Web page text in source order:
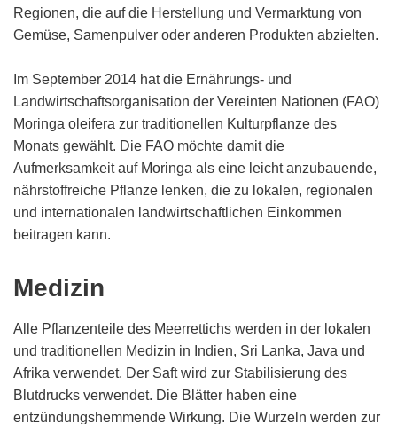
Regionen, die auf die Herstellung und Vermarktung von
Gemüse, Samenpulver oder anderen Produkten abzielten.
Im September 2014 hat die Ernährungs- und
Landwirtschaftsorganisation der Vereinten Nationen (FAO)
Moringa oleifera zur traditionellen Kulturpflanze des
Monats gewählt. Die FAO möchte damit die
Aufmerksamkeit auf Moringa als eine leicht anzubauende,
nährstoffreiche Pflanze lenken, die zu lokalen, regionalen
und internationalen landwirtschaftlichen Einkommen
beitragen kann.
Medizin
Alle Pflanzenteile des Meerrettichs werden in der lokalen
und traditionellen Medizin in Indien, Sri Lanka, Java und
Afrika verwendet. Der Saft wird zur Stabilisierung des
Blutdrucks verwendet. Die Blätter haben eine
entzündungshemmende Wirkung. Die Wurzeln werden zur